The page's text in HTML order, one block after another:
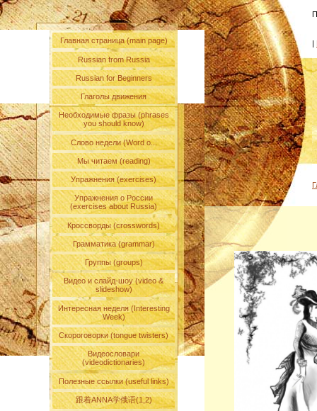
Главная страница (main page)
Russian from Russia
Russian for Beginners
Глаголы движения
Необходимые фразы (phrases
you should know)
Слово недели (Word o...
Мы читаем (reading)
Упражнения (exercises)
Упражнения о России
(exercises about Russia)
Кроссворды (crosswords)
Грамматика (grammar)
Группы (groups)
Видео и слайд-шоу (video &
slideshow)
Интересная неделя (Interesting
Week)
Скороговорки (tongue twisters)
Видеословари
(videodictionaries)
Полезные ссылки (useful links)
跟着ANNA学俄语(1,2)
|